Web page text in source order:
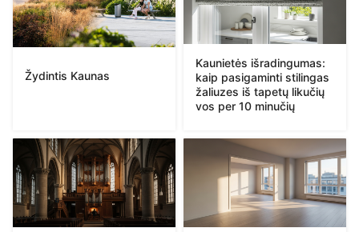
Žydintis Kaunas
Kaunietės išradingumas:
kaip pasigaminti stilingas
žaliuzes iš tapetų likučių
vos per 10 minučių